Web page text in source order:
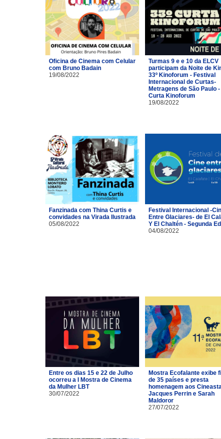
Oficina de Cinema com Celular
com Bruno Badain
19/08/2022
Turmas 9 e e 10 da ELCV
participam da Noite de
33º Kinoforum - Festival
Internacional de Curtas-
Metragens de São Paulo -
Curta Kinoforum
19/08/2022
Fanzinada com Thina Curtis e
convidades na Virada Ilustrada
05/08/2022
Festival Internacional -
Entre Glaciares- de El
Y El Chaltén - Segunda
04/08/2022
Entre os dias 15 e 22 de Julho
ocorreu a I Mostra de Cinema
da Mulher LBT
30/07/2022
Mostra Ecofalante exibe
de 35 países e presta
homenagem aos
Jacques Perrin e Sarah
Maldoror
27/07/2022